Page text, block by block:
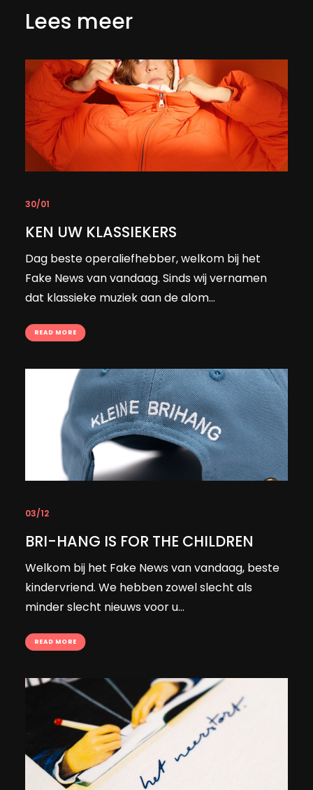
Lees meer
30/01
KEN UW KLASSIEKERS
Dag beste operaliefhebber, welkom bij het
Fake News van vandaag. Sinds wij vernamen
dat klassieke muziek aan de alom…
READ MORE
03/12
BRI-HANG IS FOR THE CHILDREN
Welkom bij het Fake News van vandaag, beste
kindervriend. We hebben zowel slecht als
minder slecht nieuws voor u...
READ MORE